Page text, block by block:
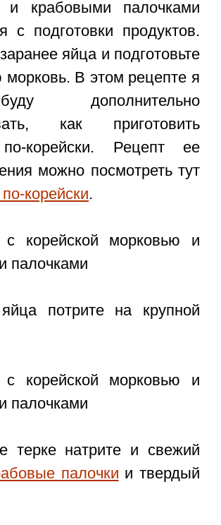
и крабовыми палочками
с подготовки продуктов.
яйца и подготовьте
морковь. В этом рецепте я
дополнительно
как приготовить
корейски. Рецепт ее
можно посмотреть тут
корейски.
потрите на крупной
терке натрите и свежий
палочки и твердый